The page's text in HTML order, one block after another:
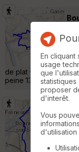
de plat vers
peine 13 KM en sens
En
usage
que
proposer
d'interêt.
Vous
d'utilisation